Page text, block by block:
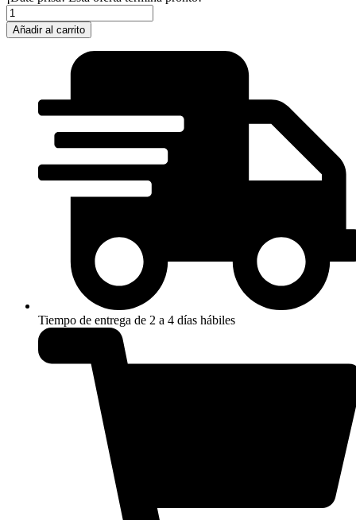
INVICTA
COCACOLA
PRO-
Añadir al carrito
Tiempo de entrega de 2 a 4 días hábiles